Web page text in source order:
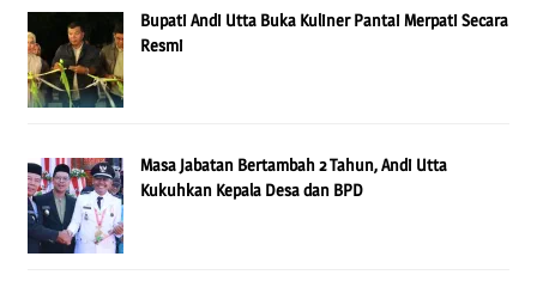
Bupati Andi Utta Buka Kuliner Pantai Merpati Secara
Resmi
Masa Jabatan Bertambah 2 Tahun, Andi Utta
Kukuhkan Kepala Desa dan BPD